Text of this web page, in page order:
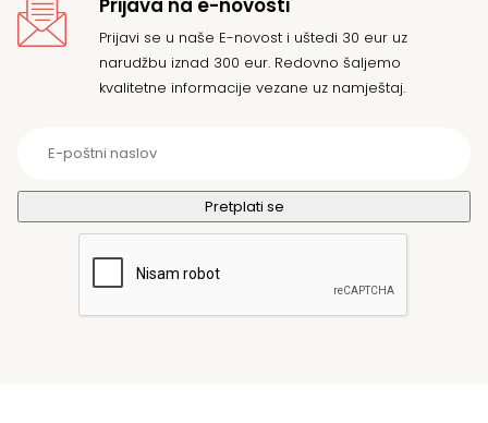
Prijava na e-novosti
Prijavi se u naše E-novost i uštedi 30 eur uz
narudžbu iznad 300 eur. Redovno šaljemo
kvalitetne informacije vezane uz namještaj.